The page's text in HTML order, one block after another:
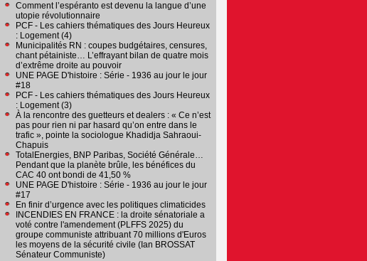
Comment l’espéranto est devenu la langue d’une
utopie révolutionnaire
PCF - Les cahiers thématiques des Jours Heureux
: Logement (4)
Municipalités RN : coupes budgétaires, censures,
chant pétainiste… L’effrayant bilan de quatre mois
d’extrême droite au pouvoir
UNE PAGE D'histoire : Série - 1936 au jour le jour
#18
PCF - Les cahiers thématiques des Jours Heureux
: Logement (3)
À la rencontre des guetteurs et dealers : « Ce n’est
pas pour rien ni par hasard qu’on entre dans le
trafic », pointe la sociologue Khadidja Sahraoui-
Chapuis
TotalEnergies, BNP Paribas, Société Générale…
Pendant que la planète brûle, les bénéfices du
CAC 40 ont bondi de 41,50 %
UNE PAGE D'histoire : Série - 1936 au jour le jour
#17
En finir d’urgence avec les politiques climaticides
INCENDIES EN FRANCE : la droite sénatoriale a
voté contre l'amendement (PLFFS 2025) du
groupe communiste attribuant 70 millions d'Euros
les moyens de la sécurité civile (Ian BROSSAT
Sénateur Communiste)